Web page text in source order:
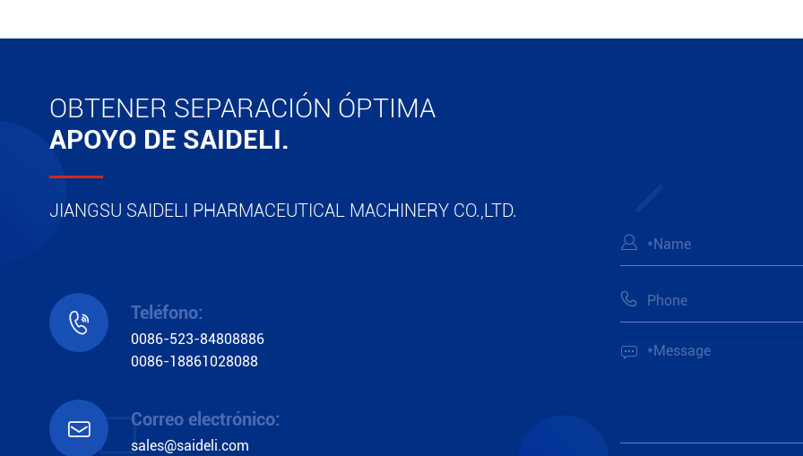
OBTENER SEPARACIÓN ÓPTIMA
APOYO DE SAIDELI.
JIANGSU SAIDELI PHARMACEUTICAL MACHINERY CO.,LTD.
 Teléfono:
0086-523-84808886
0086-18861028088
 Correo electrónico:
sales@saideli.com


